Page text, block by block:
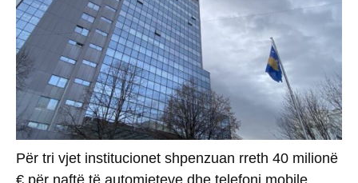
Për tri vjet institucionet shpenzuan rreth 40 milionë
€ për naftë të automjeteve dhe telefoni mobile